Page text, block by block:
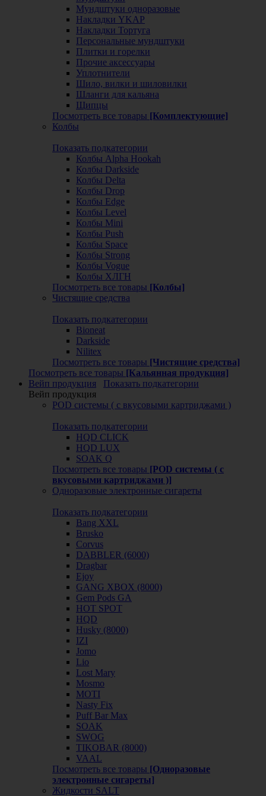
Мундштуки одноразовые
Накладки YKAP
Накладки Тортуга
Персональные мундштуки
Плитки и горелки
Прочие аксессуары
Уплотнители
Шило, вилки и шиловилки
Шланги для кальяна
Щипцы
Посмотреть все товары [Комплектующие]
Колбы
Показать подкатегории
Колбы Alpha Hookah
Колбы Darkside
Колбы Delta
Колбы Drop
Колбы Edge
Колбы Level
Колбы Mini
Колбы Push
Колбы Space
Колбы Strong
Колбы Vogue
Колбы ХЛГН
Посмотреть все товары [Колбы]
Чистящие средства
Показать подкатегории
Bioneat
Darkside
Nilitex
Посмотреть все товары [Чистящие средства]
Посмотреть все товары [Кальянная продукция]
Вейп продукция
Показать подкатегории
Вейп продукция
POD системы ( с вкусовыми картриджами )
Показать подкатегории
HQD CLICK
HQD LUX
SOAK Q
Посмотреть все товары [POD системы ( с
вкусовыми картриджами )]
Одноразовые электронные сигареты
Показать подкатегории
Bang XXL
Brusko
Corvus
DABBLER (6000)
Dragbar
Ejoy
GANG XBOX (8000)
Gem Pods GA
HOT SPOT
HQD
Husky (8000)
IZI
Jomo
Lio
Lost Mary
Mosmo
MOTI
Nasty Fix
Puff Bar Max
SOAK
SWOG
TIKOBAR (8000)
VAAL
Посмотреть все товары [Одноразовые
электронные сигареты]
Жидкости SALT